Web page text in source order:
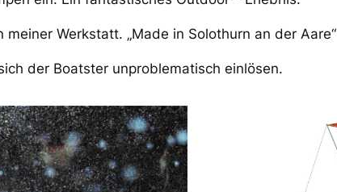
Werkstatt. „Made in Solothurn an der Aare“
der Boatster unproblematisch einlösen.